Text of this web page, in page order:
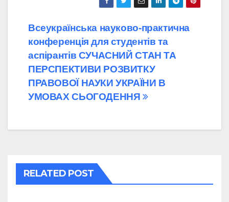
Навігація
записів
Всеукраїнська науково-практична
конференція для студентів та
аспірантів СУЧАСНИЙ СТАН ТА
ПЕРСПЕКТИВИ РОЗВИТКУ
ПРАВОВОЇ НАУКИ УКРАЇНИ В
УМОВАХ СЬОГОДЕННЯ
RELATED POST